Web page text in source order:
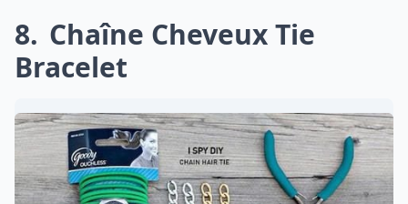
8 Chaîne Cheveux Tie
Bracelet